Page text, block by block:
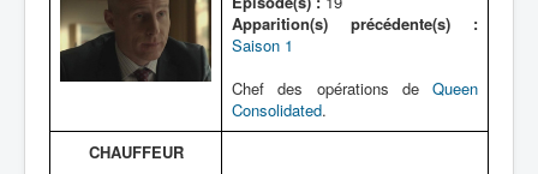
Apparition(s) précédente(s) :
Saison 1
Chef des opérations de Queen
Consolidated.
CHAUFFEUR